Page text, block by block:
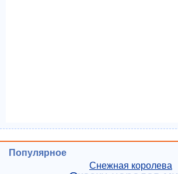
Популярное
Снежная королева